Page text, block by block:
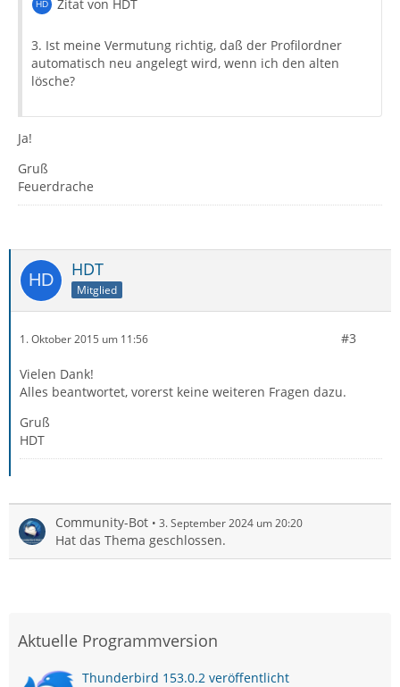
Zitat von HDT
3. Ist meine Vermutung richtig, daß der Profilordner
automatisch neu angelegt wird, wenn ich den alten
lösche?
Ja!
Gruß
Feuerdrache
HDT
Mitglied
1. Oktober 2015 um 11:56 #3
Vielen Dank!
Alles beantwortet, vorerst keine weiteren Fragen dazu.
Gruß
HDT
Community-Bot 3. September 2024 um 20:20
Hat das Thema geschlossen.
Aktuelle Programmversion
Thunderbird 153.0.2 veröffentlicht